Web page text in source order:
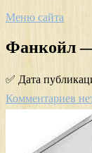
Меню сайта
Фанкойл —
✅ Дата
Комментариев